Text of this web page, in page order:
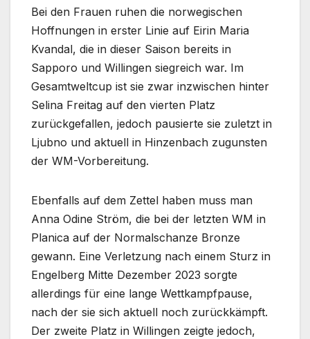
Bei den Frauen ruhen die norwegischen
Hoffnungen in erster Linie auf Eirin Maria
Kvandal, die in dieser Saison bereits in
Sapporo und Willingen siegreich war. Im
Gesamtweltcup ist sie zwar inzwischen hinter
Selina Freitag auf den vierten Platz
zurückgefallen, jedoch pausierte sie zuletzt in
Ljubno und aktuell in Hinzenbach zugunsten
der WM-Vorbereitung.
Ebenfalls auf dem Zettel haben muss man
Anna Odine Ström, die bei der letzten WM in
Planica auf der Normalschanze Bronze
gewann. Eine Verletzung nach einem Sturz in
Engelberg Mitte Dezember 2023 sorgte
allerdings für eine lange Wettkampfpause,
nach der sie sich aktuell noch zurückkämpft.
Der zweite Platz in Willingen zeigte jedoch,